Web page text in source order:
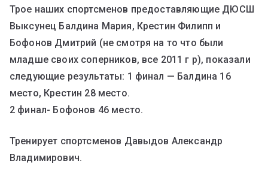
Трое наших спортсменов предоставляющие ДЮСШ
Выксунец Балдина Мария, Крестин Филипп и
Бофонов Дмитрий (не смотря на то что были
младше своих соперников, все 2011 г р), показали
следующие результаты: 1 финал — Балдина 16
место, Крестин 28 место.
2 финал- Бофонов 46 место.
Тренирует спортсменов Давыдов Александр
Владимирович.